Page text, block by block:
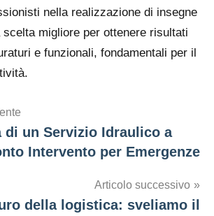
nella realizzazione di insegne
migliore per ottenere risultati
e funzionali, fondamentali per il
di un Servizio Idraulico a
Intervento per Emergenze
Articolo successivo
della logistica: sveliamo il